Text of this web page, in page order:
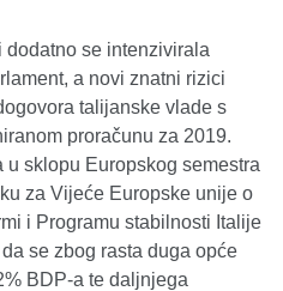
se intenzivirala
a novi znatni rizici
talijanske vlade s
proračunu za 2019.
sklopu Europskog semestra
za Vijeće Europske unije o
i Programu stabilnosti Italije
se zbog rasta duga opće
BDP-a te daljnjega